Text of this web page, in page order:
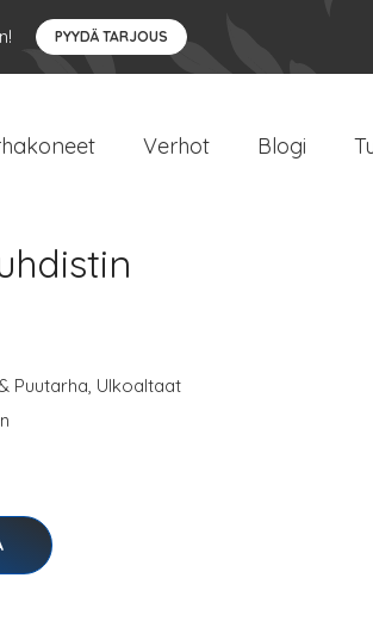
PYYDÄ TARJOUS
Verhot Blogi
Puutarha, Ulkoaltaat